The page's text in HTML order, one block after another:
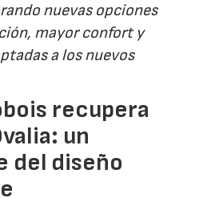
nuevas opciones
mayor confort y
a los nuevos
recupera
un
del diseño